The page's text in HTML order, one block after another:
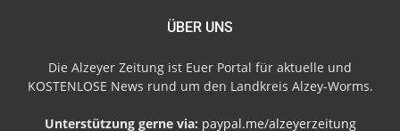
ÜBER UNS
Die Alzeyer Zeitung ist Euer Portal für aktuelle und
KOSTENLOSE News rund um den Landkreis Alzey-Worms.
Unterstützung gerne via: paypal.me/alzeyerzeitung